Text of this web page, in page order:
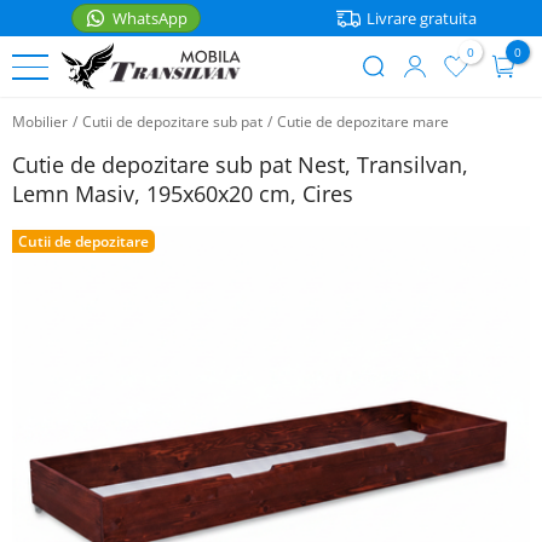
la
conținutul
principal
WhatsApp Livrare gratuita
account
menu
0 0
Mobilier / Cutii de depozitare sub pat / Cutie de depozitare mare
Cutie de depozitare sub pat Nest, Transilvan,
Lemn Masiv, 195x60x20 cm, Cires
Cutii de depozitare
PATURI
Paturi
de
o
persoana
Paturi
pentru
copii
MOBILIER
Noptiere
Coltare
bucatarie
Cutii
ACCESORII
Lenjerii
Articole